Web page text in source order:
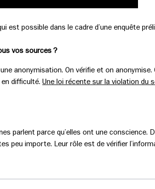
est possible dans le cadre d’une enquête
vos sources ?
anonymisation. On vérifie et on
difficulté. Une loi récente sur la violation du
parlent parce qu’elles ont une
peu importe. Leur rôle est de vérifier